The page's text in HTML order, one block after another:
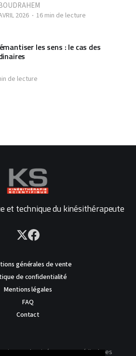
2026 16 min de lecture
les sens : le cas des
de lecture
et technique du kinésithérapeute
générales de vente
de confidentialité
Mentions légales
FAQ
Contact
site est destiné au corps médical. Les